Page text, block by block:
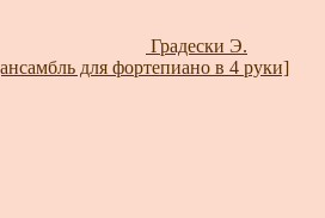
Градески Э.
для фортепиано в 4 руки]